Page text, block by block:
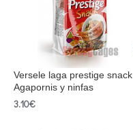
Versele laga prestige snack
Agapornis y ninfas
3.10€